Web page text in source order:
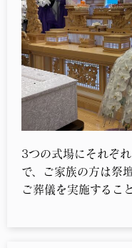
3つの式場にそれぞ
で、ご家族の方は祭
ご葬儀を実施するこ